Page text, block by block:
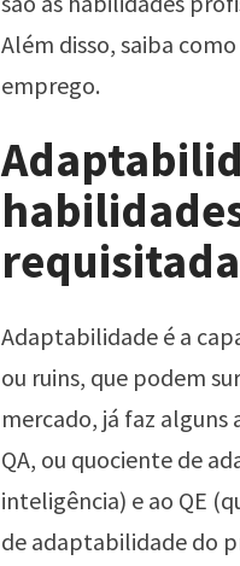
Além disso, saiba
emprego.
Adaptabilidade é a
ou ruins, que podem
mercado, já faz
QA, ou quociente de
inteligência) e ao QE
de adaptabilidade do